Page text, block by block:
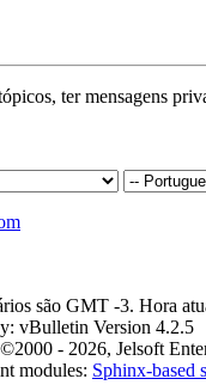
ter mensagens
são GMT -3. Hora
vBulletin Version 4.2.5
- 2026, Jelsoft
modules: Sphinx-based